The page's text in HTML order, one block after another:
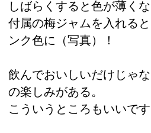
しばらくすると色が薄くな
付属の梅ジャムを入れる
ンク色に（写真）！
飲んでおいしいだけじゃ
の楽しみがある。
こういうところもいいです